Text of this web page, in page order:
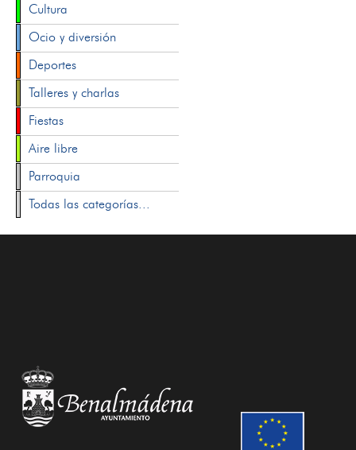
Cultura
Ocio y diversión
Deportes
Talleres y charlas
Fiestas
Aire libre
Parroquia
Todas las categorías...